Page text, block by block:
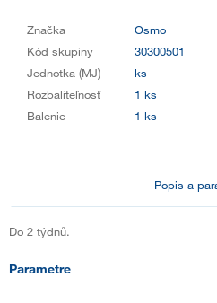
Značka
Osmo
Kód skupiny
30300501
Jednotka (MJ)
ks
Rozbaliteľnosť
1 ks
Balenie
1 ks
Popis a
Do 2 týdnů.
Parametre